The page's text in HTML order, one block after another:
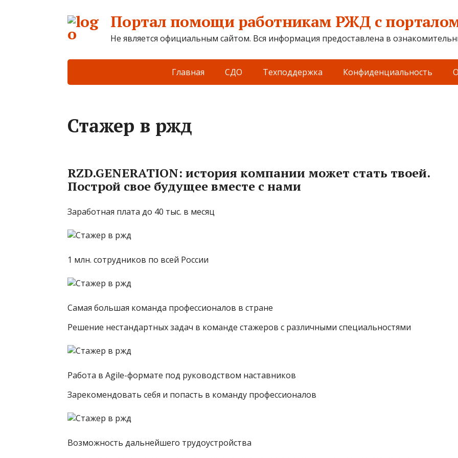
Портал помощи работникам РЖД с
Не является официальным сайтом. Вся информация предоставлена в
Главная СДО Техподдержка Конфиденциальность
Стажер в ржд
RZD.GENERATION: история компании может стать твоей.
Построй свое будущее вместе с нами
Заработная плата до 40 тыс. в месяц
1 млн. сотрудников по всей России
Самая большая команда профессионалов в стране
Решение нестандартных задач в команде стажеров с различными специальностями
Работа в Agile-формате под руководством наставников
Зарекомендовать себя и попасть в команду профессионалов
Возможность дальнейшего трудоустройства